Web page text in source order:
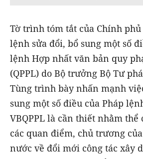
Tờ trình tóm tắt của Chính phủ
lệnh sửa đổi, bổ sung một số
lệnh Hợp nhất văn bản quy
(QPPL) do Bộ trưởng Bộ Tư
Tùng trình bày nhấn mạnh
sung một số điều của Pháp
VBQPPL là cần thiết nhằm
các quan điểm, chủ trương
nước về đổi mới công tác xây